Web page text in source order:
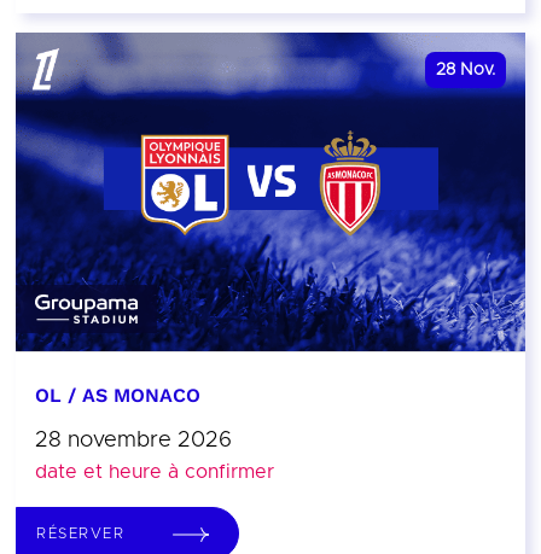
28 Nov.
OL / AS MONACO
28 novembre 2026
date et heure à confirmer
RÉSERVER